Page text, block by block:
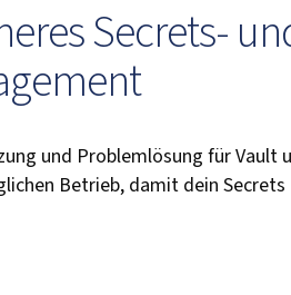
Secrets-
und Problemlösung für Vault
Betrieb, damit dein